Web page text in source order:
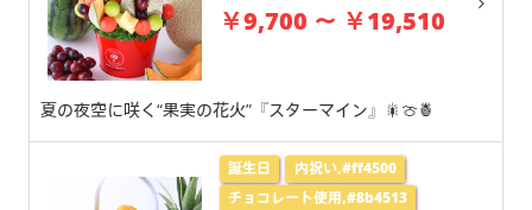
￥9,700 ～ ￥19,510
夏の夜空に咲く“果実の花火”『スターマイン』🎇🍈🍍
誕生日
内祝い,#ff4500
チョコレート使用,#8b4513